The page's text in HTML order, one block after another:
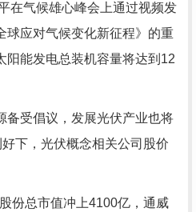
在气候雄心峰会上通过视频发
球应对气候变化新征程》的重
阳能发电总装机容量将达到12
备受倡议，发展光伏产业也将
好下，光伏概念相关公司股价
份总市值冲上4100亿，通威